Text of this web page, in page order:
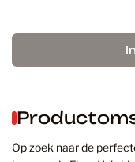
Op zoek naar de